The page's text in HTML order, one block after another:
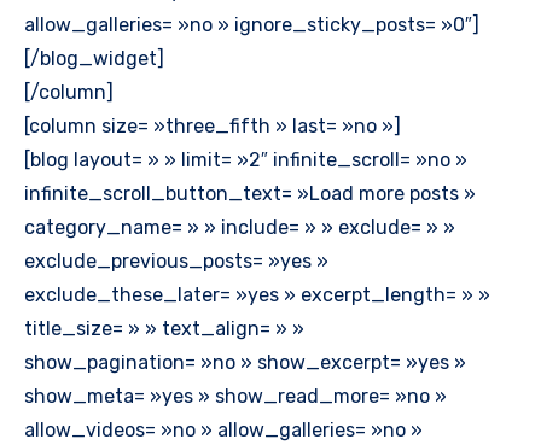
allow_galleries= »no » ignore_sticky_posts= »0″]
[/blog_widget]
[/column]
[column size= »three_fifth » last= »no »]
[blog layout= » » limit= »2″ infinite_scroll= »no »
infinite_scroll_button_text= »Load more posts »
category_name= » » include= » » exclude= » »
exclude_previous_posts= »yes »
exclude_these_later= »yes » excerpt_length= » »
title_size= » » text_align= » »
show_pagination= »no » show_excerpt= »yes »
show_meta= »yes » show_read_more= »no »
allow_videos= »no » allow_galleries= »no »